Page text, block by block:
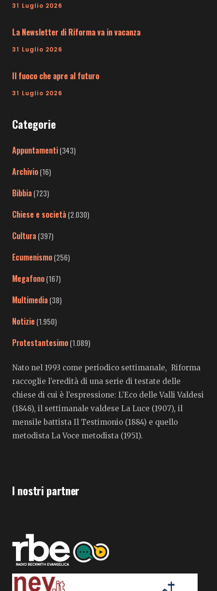
31 Luglio 2026
La Newsletter di Riforma va in vacanza
31 Luglio 2026
Il fuoco che apre al futuro
31 Luglio 2026
Categorie
Appuntamenti(343)
Archivio(16)
Bibbia (723)
Chiese e società (2.030)
Cultura (397)
Ecumenismo(256)
Megafono(167)
Multimedia (38)
Notizie (1.950)
Protestantesimo(1.089)
Nato nel 1993 come periodico settimanale, Riforma
raccoglie l’eredità di una serie di testate delle
chiese di cui è l’espressione: L’Eco delle Valli Valdesi
(1848), il settimanale valdese La Luce (1907), il
mensile battista Il Testimonio (1884) e quello
metodista La Voce metodista (1951).
I nostri partner